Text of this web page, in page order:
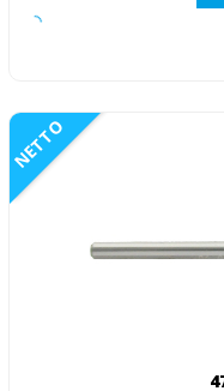
NETTO